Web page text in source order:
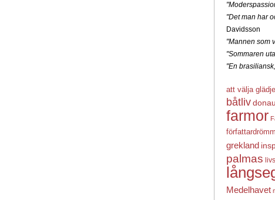
"Det man har
Davidsson
"Mannen som
"Sommaren
"En
att välja glädje
båtliv donau
farmor
grekland
palmas
Medelhavet